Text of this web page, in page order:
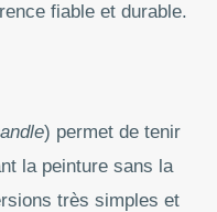
fiable et durable.
) permet de tenir
la peinture sans la
très simples et